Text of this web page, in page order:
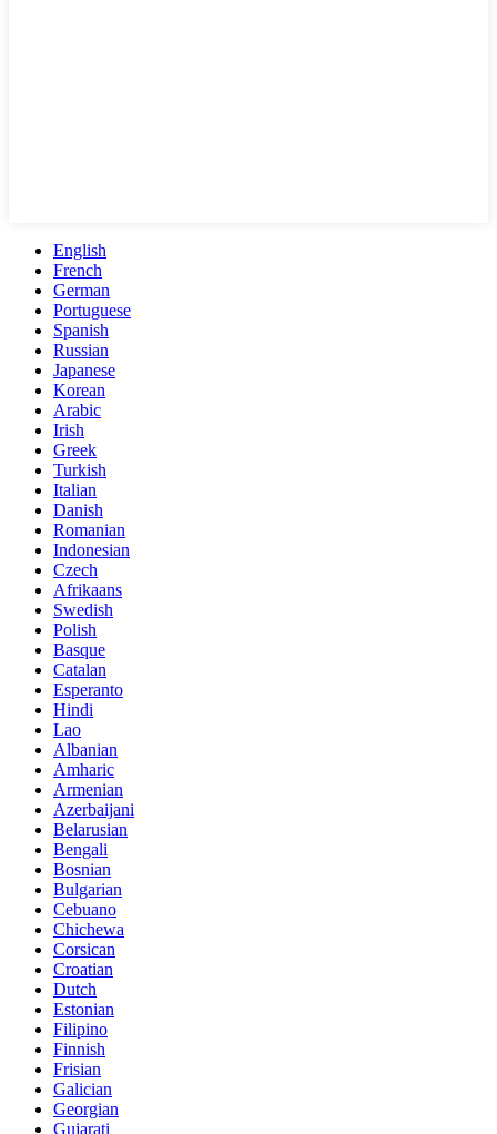
English
French
German
Portuguese
Spanish
Russian
Japanese
Korean
Arabic
Irish
Greek
Turkish
Italian
Danish
Romanian
Indonesian
Czech
Afrikaans
Swedish
Polish
Basque
Catalan
Esperanto
Hindi
Lao
Albanian
Amharic
Armenian
Azerbaijani
Belarusian
Bengali
Bosnian
Bulgarian
Cebuano
Chichewa
Corsican
Croatian
Dutch
Estonian
Filipino
Finnish
Frisian
Galician
Georgian
Gujarati